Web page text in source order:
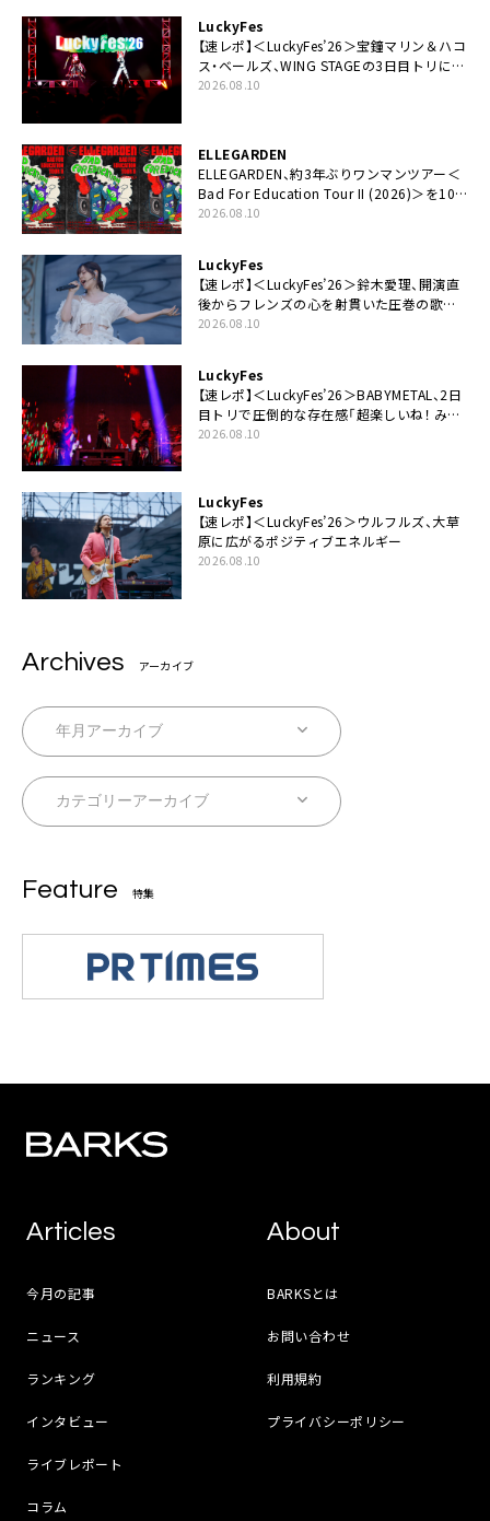
LuckyFes
【速レポ】＜LuckyFes’26＞宝鐘マリン＆ハコ
ス・ベールズ、WING STAGEの3日目トリに降
臨。VTuber初出演の＜LuckyFes＞に刻みつ
2026.08.10
ELLEGARDEN
ELLEGARDEN、約3年ぶりワンマンツアー＜
Bad For Education Tour II (2026)＞を10
月より開催
2026.08.10
LuckyFes
【速レポ】＜LuckyFes’26＞鈴木愛理、開演直
後からフレンズの心を射貫いた圧巻の歌
声。“最強の相方”の登場も「みなさんしっか
2026.08.10
LuckyFes
【速レポ】＜LuckyFes’26＞BABYMETAL、2日
目トリで圧倒的な存在感「超楽しいね！ みん
なありがとう！」
2026.08.10
LuckyFes
【速レポ】＜LuckyFes’26＞ウルフルズ、大草
原に広がるポジティブエネルギー
2026.08.10
Archives アーカイブ
Feature 特集
Articles
今月の記事
ニュース
ランキング
インタビュー
ライブレポート
コラム
About
BARKSとは
お問い合わせ
利用規約
プライバシーポリシー